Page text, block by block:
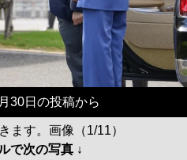
30日の投稿から
ます。画像（1/11）
で次の写真 ↓